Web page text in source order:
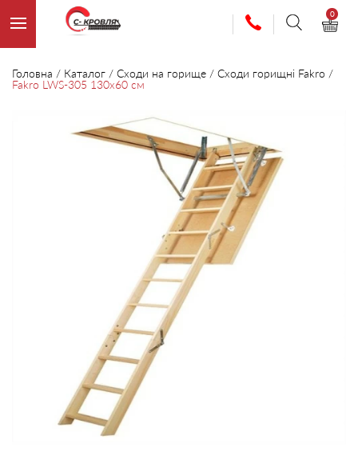
0
Головна / Каталог / Сходи на горище / Сходи горищні Fakro /
Fakro LWS-305 130х60 см